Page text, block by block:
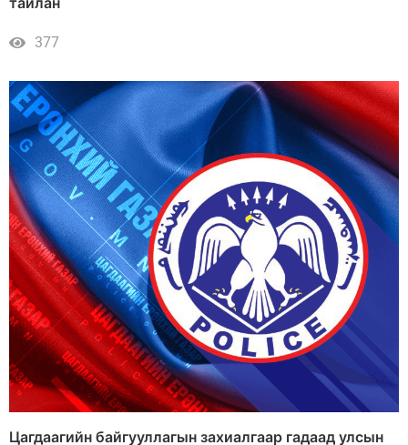
377
Цагдаагийн байгууллагын захиалгаар гадаад улсын